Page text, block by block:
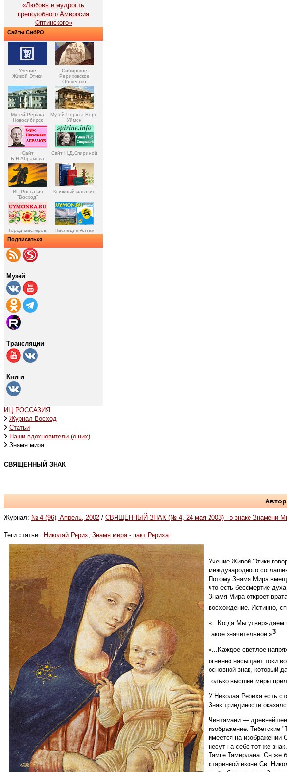
«Любовь и мудрость
преподобного Амвросия
Оптинского»
Сайты СибРО
Учение
Живой Этики
Сибирское
Рериховское
Общество
Музей Рериха
Новосибирск
Музей Рериха Верх-
Уймон
Сайт
Б.Н.Абрамова
Сайт Н.Д.Спириной
ИЦ Россазия
"Восход"
Книжный магазин
Город мастеров Наследие Алтая
Подписаться
Музей
Трансляции
Книги
ИЦ РОССАЗИЯ
Журнал Восход
Статьи
Наши вдохновители (о них)
Знамя мира
СВЯЩЕННЫЙ ЗНАК
Журнал: № 4 (96), Апрель, 2002 / СВЯЩЕННЫЙ ЗНАК (№ 4, 24 мая 2003) - о знаке Знамени
Теги статьи: Николай Рерих Знамя мира - пакт Рериха
Учение Живой Этики
международного
Потому Знамя Мира
что есть бессмертие
Знамя Мира откроет
восхождение. Истинно,
«...Когда Мы утверждаем
такое значительное!»3
«...Каждое светлое
огненно насыщает токи
основной знак, который
только высшие меры
У Николая Рериха есть
Знак триединости
Чинтамани —
изображение. Тибетские
имеется на изображении
несут на себе тот же
Тамге Тамерлана. Он же
старинной иконе Св.